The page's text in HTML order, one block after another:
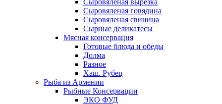
Сыровяленая вырезка
Сыровяленая говядина
Сыровяленая свинина
Сырные деликатесы
Мясная консервация
Готовые блюда и обеды
Долма
Разное
Хаш. Рубец
Рыба из Армении
Рыбные Консервации
ЭКО ФУД